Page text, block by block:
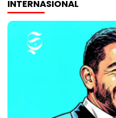
INTERNASIONAL